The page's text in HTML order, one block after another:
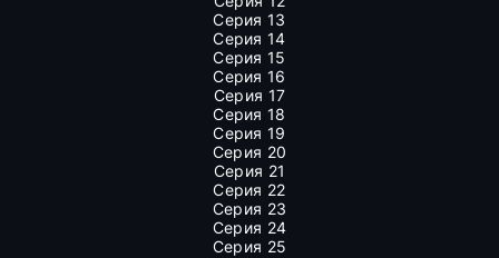
Серия 13
Серия 14
Серия 15
Серия 16
Серия 17
Серия 18
Серия 19
Серия 20
Серия 21
Серия 22
Серия 23
Серия 24
Серия 25